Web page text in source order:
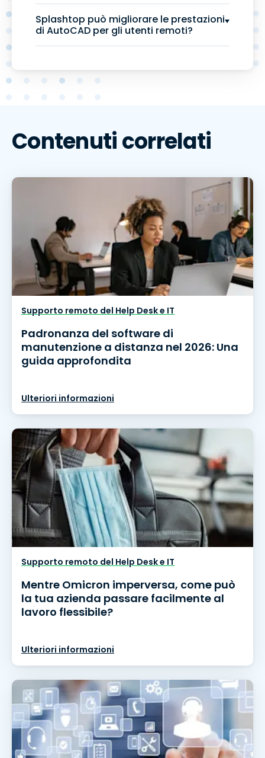
Splashtop può migliorare le prestazioni
di AutoCAD per gli utenti remoti?
Contenuti correlati
Supporto remoto del Help Desk e IT
Padronanza del software di
manutenzione a distanza nel 2026: Una
guida approfondita
Ulteriori informazioni
Supporto remoto del Help Desk e IT
Mentre Omicron imperversa, come può
la tua azienda passare facilmente al
lavoro flessibile?
Ulteriori informazioni